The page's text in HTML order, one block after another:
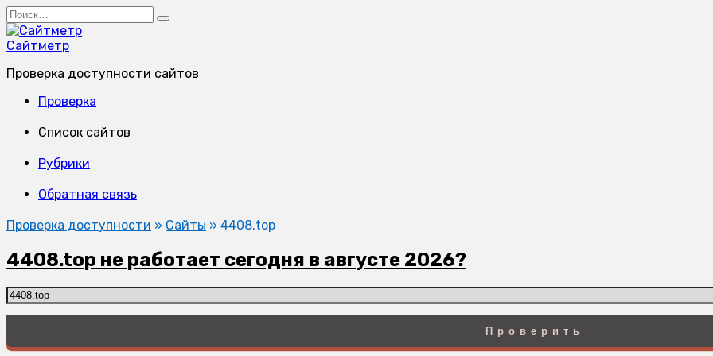
Перейти
к
содержанию
Search
for:
Сайтметр
Проверка доступности сайтов
Проверка
Список сайтов
Рубрики
Обратная связь
Проверка доступности » Сайты » 4408.top
4408.top не работает сегодня в августе 2026?
Проверить